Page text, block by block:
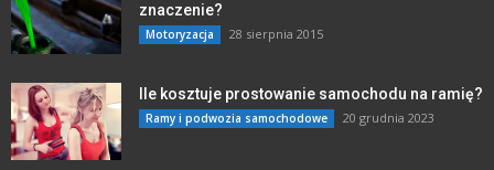
znaczenie?
Motoryzacja 28 sierpnia 2015
Ile kosztuje prostowanie samochodu na ramię?
Ramy i podwozia samochodowe 20 grudnia 2023